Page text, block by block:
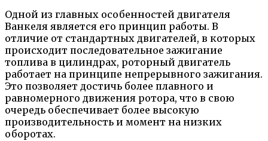
Одной из главных особенностей двигателя
Ванкеля является его принцип работы. В
отличие от стандартных двигателей, в которых
происходит последовательное зажигание
топлива в цилиндрах, роторный двигатель
работает на принципе непрерывного зажигания.
Это позволяет достичь более плавного и
равномерного движения ротора, что в свою
очередь обеспечивает более высокую
производительность и момент на низких
оборотах.